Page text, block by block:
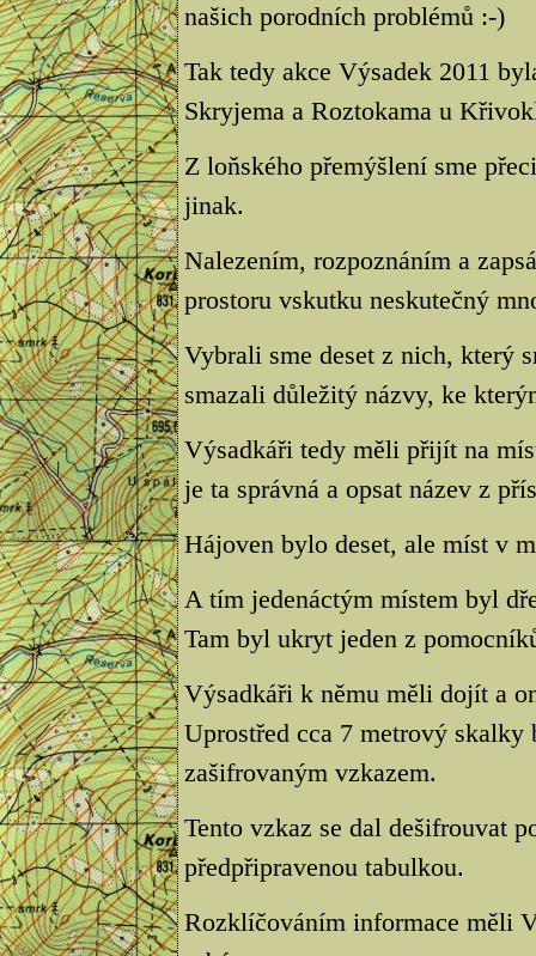
našich porodních problémů :-)
Tak tedy akce Výsadek 2011
Skryjema a Roztokama u
Z loňského přemýšlení sme
jinak.
Nalezením, rozpoznáním a
prostoru vskutku neskutečný
Vybrali sme deset z nich, který
smazali důležitý názvy, ke
Výsadkáři tedy měli přijít na
je ta správná a opsat název z
Hájoven bylo deset, ale míst v
A tím jedenáctým místem byl
Tam byl ukryt jeden z
Výsadkáři k němu měli dojít a
Uprostřed cca 7 metrový skalky
zašifrovaným vzkazem.
Tento vzkaz se dal dešifrouvat
předpřipravenou tabulkou.
Rozklíčováním informace měli